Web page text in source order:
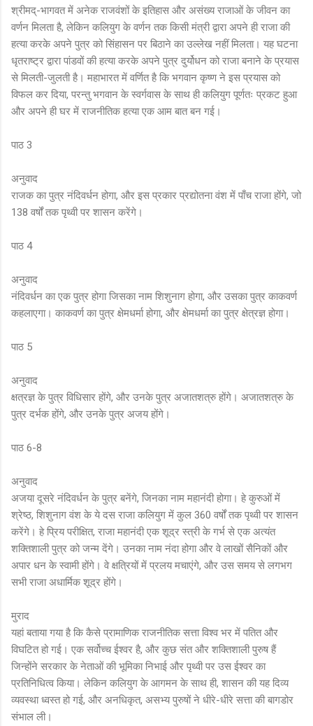
श्रीमद्-भागवत में अनेक राजवंशों के इतिहास और असंख्य राजाओं के जीवन का
वर्णन मिलता है, लेकिन कलियुग के वर्णन तक किसी मंत्री द्वारा अपने ही राजा की
हत्या करके अपने पुत्र को सिंहासन पर बिठाने का उल्लेख नहीं मिलता। यह घटना
धृतराष्ट्र द्वारा पांडवों की हत्या करके अपने पुत्र दुर्योधन को राजा बनाने के प्रयास
से मिलती-जुलती है। महाभारत में वर्णित है कि भगवान कृष्ण ने इस प्रयास को
विफल कर दिया, परन्तु भगवान के स्वर्गवास के साथ ही कलियुग पूर्णतः प्रकट हुआ
और अपने ही घर में राजनीतिक हत्या एक आम बात बन गई।
पाठ 3
अनुवाद
राजक का पुत्र नंदिवर्धन होगा, और इस प्रकार प्रद्योतना वंश में पाँच राजा होंगे, जो
138 वर्षों तक पृथ्वी पर शासन करेंगे।
पाठ 4
अनुवाद
नंदिवर्धन का एक पुत्र होगा जिसका नाम शिशुनाग होगा, और उसका पुत्र काकवर्ण
कहलाएगा। काकवर्ण का पुत्र क्षेमधर्मा होगा, और क्षेमधर्मा का पुत्र क्षेत्रज्ञ होगा।
पाठ 5
अनुवाद
क्षत्रज्ञ के पुत्र विधिसार होंगे, और उनके पुत्र अजातशत्रु होंगे। अजातशत्रु के
पुत्र दर्भक होंगे, और उनके पुत्र अजय होंगे।
पाठ 6-8
अनुवाद
अजया दूसरे नंदिवर्धन के पुत्र बनेंगे, जिनका नाम महानंदी होगा। हे कुरुओं में
श्रेष्ठ, शिशुनाग वंश के ये दस राजा कलियुग में कुल 360 वर्षों तक पृथ्वी पर शासन
करेंगे। हे प्रिय परीक्षित, राजा महानंदी एक शूद्र स्त्री के गर्भ से एक अत्यंत
शक्तिशाली पुत्र को जन्म देंगे। उनका नाम नंदा होगा और वे लाखों सैनिकों और
अपार धन के स्वामी होंगे। वे क्षत्रियों में प्रलय मचाएंगे, और उस समय से लगभग
सभी राजा अधार्मिक शूद्र होंगे।
मुराद
यहां बताया गया है कि कैसे प्रामाणिक राजनीतिक सत्ता विश्व भर में पतित और
विघटित हो गई। एक सर्वोच्च ईश्वर है, और कुछ संत और शक्तिशाली पुरुष हैं
जिन्होंने सरकार के नेताओं की भूमिका निभाई और पृथ्वी पर उस ईश्वर का
प्रतिनिधित्व किया। लेकिन कलियुग के आगमन के साथ ही, शासन की यह दिव्य
व्यवस्था ध्वस्त हो गई, और अनधिकृत, असभ्य पुरुषों ने धीरे-धीरे सत्ता की बागडोर
संभाल ली।